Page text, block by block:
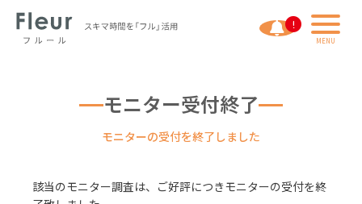
個人情報の取扱いについて
ログイン
会員登録
モニター受付終了
モニターの受付を終了しました
該当のモニター調査は、ご好評につきモニターの受付を終